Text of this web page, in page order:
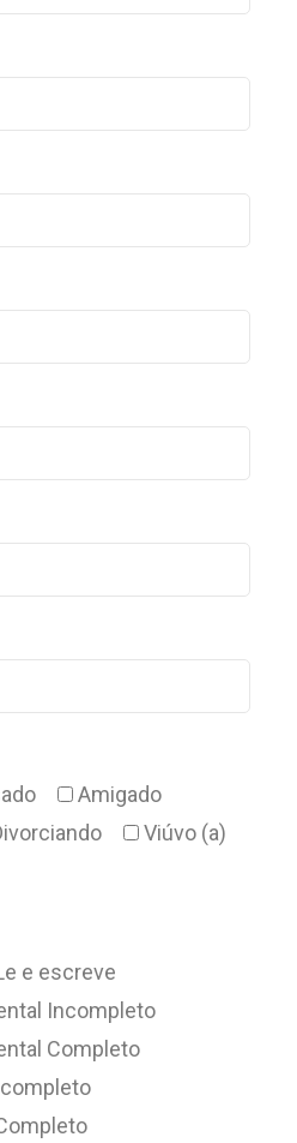
Amigado
Viúvo (a)
e escreve
Incompleto
Completo